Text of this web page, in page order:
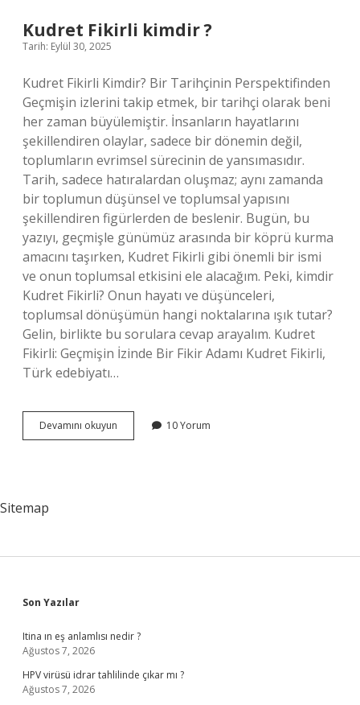
Kudret Fikirli kimdir ?
Tarih: Eylül 30, 2025
Kudret Fikirli Kimdir? Bir Tarihçinin Perspektifinden
Geçmişin izlerini takip etmek, bir tarihçi olarak beni
her zaman büyülemiştir. İnsanların hayatlarını
şekillendiren olaylar, sadece bir dönemin değil,
toplumların evrimsel sürecinin de yansımasıdır.
Tarih, sadece hatıralardan oluşmaz; aynı zamanda
bir toplumun düşünsel ve toplumsal yapısını
şekillendiren figürlerden de beslenir. Bugün, bu
yazıyı, geçmişle günümüz arasında bir köprü kurma
amacını taşırken, Kudret Fikirli gibi önemli bir ismi
ve onun toplumsal etkisini ele alacağım. Peki, kimdir
Kudret Fikirli? Onun hayatı ve düşünceleri,
toplumsal dönüşümün hangi noktalarına ışık tutar?
Gelin, birlikte bu sorulara cevap arayalım. Kudret
Fikirli: Geçmişin İzinde Bir Fikir Adamı Kudret Fikirli,
Türk edebiyatı…
Devamını okuyun
Fikirli
10 Yorum
Sitemap
Sidebar
Son Yazılar
Itina ın eş anlamlısı nedir ?
Ağustos 7, 2026
HPV virüsü idrar tahlilinde çıkar mı ?
Ağustos 7, 2026